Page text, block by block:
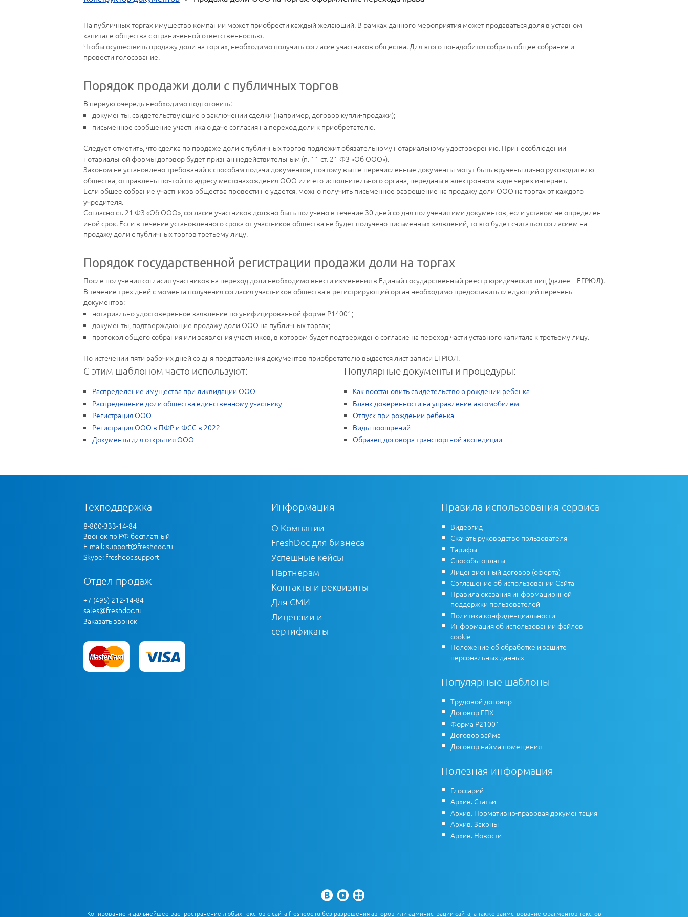
На публичных торгах имущество компании может приобрести каждый желающий. В рамках данного мероприятия может продаваться доля в уставном
капитале общества с ограниченной ответственностью.
Чтобы осуществить продажу доли на торгах, необходимо получить согласие участников общества. Для этого понадобится собрать общее собрание и
провести голосование.
Порядок продажи доли с публичных торгов
В первую очередь необходимо подготовить:
документы, свидетельствующие о заключении сделки (например, договор купли-продажи);
письменное сообщение участника о даче согласия на переход доли к приобретателю.
Следует отметить, что сделка по продаже доли с публичных торгов подлежит обязательному нотариальному удостоверению. При несоблюдении
нотариальной формы договор будет признан недействительным (п. 11 ст. 21 ФЗ «Об ООО»).
Законом не установлено требований к способам подачи документов, поэтому выше перечисленные документы могут быть вручены лично руководителю
общества, отправлены почтой по адресу местонахождения ООО или его исполнительного органа, переданы в электронном виде через интернет.
Если общее собрание участников общества провести не удается, можно получить письменное разрешение на продажу доли ООО на торгах от каждого
учредителя.
Согласно ст. 21 ФЗ «Об ООО», согласие участников должно быть получено в течение 30 дней со дня получения ими документов, если уставом не определен
иной срок. Если в течение установленного срока от участников общества не будет получено письменных заявлений, то это будет считаться согласием на
продажу доли с публичных торгов третьему лицу.
Порядок государственной регистрации продажи доли на торгах
После получения согласия участников на переход доли необходимо внести изменения в Единый государственный реестр юридических лиц (далее – ЕГРЮЛ).
В течение трех дней с момента получения согласия участников общества в регистрирующий орган необходимо предоставить следующий перечень
документов:
нотариально удостоверенное заявление по унифицированной форме Р14001;
документы, подтверждающие продажу доли ООО на публичных торгах;
протокол общего собрания или заявления участников, в котором будет подтверждено согласие на переход части уставного капитала к третьему лицу.
По истечении пяти рабочих дней со дня представления документов приобретателю выдается лист записи ЕГРЮЛ.
С этим шаблоном часто используют:
Распределение имущества при ликвидации ООО
Распределение доли общества единственному участнику
Регистрация ООО
Регистрация ООО в ПФР и ФСС в 2022
Документы для открытия ООО
Популярные документы и процедуры:
Как восстановить свидетельство о рождении ребенка
Бланк доверенности на управление автомобилем
Отпуск при рождении ребенка
Виды поощрений
Образец договора транспортной экспедиции
Техподдержка
8-800-333-14-84
Звонок по РФ бесплатный
E-mail:support@freshdoc.ru
Skype: freshdoc.support
Отдел продаж
+7 (495) 212-14-84
sales@freshdoc.ru
Заказать звонок
Информация
О Компании
FreshDoc для бизнеса
Успешные кейсы
Партнерам
Контакты и реквизиты
Для СМИ
Лицензии и
сертификаты
Правила использования сервиса
Видеогид
Скачать руководство пользователя
Тарифы
Способы оплаты
Лицензионный договор (оферта)
Соглашение об использовании Сайта
Правила оказания информационной
поддержки пользователей
Политика конфиденциальности
Информация об использовании файлов
cookie
Положение об обработке и защите
персональных данных
Популярные шаблоны
Трудовой договор
Договор ГПХ
Форма Р21001
Договор займа
Договор найма помещения
Полезная информация
Глоссарий
Архив. Статьи
Архив. Нормативно-правовая документация
Архив. Законы
Архив. Новости
Копирование и дальнейшее распространение любых текстов с сайта freshdoc.ru без разрешения авторов или администрации сайта, а также заимствование фрагментов текстов